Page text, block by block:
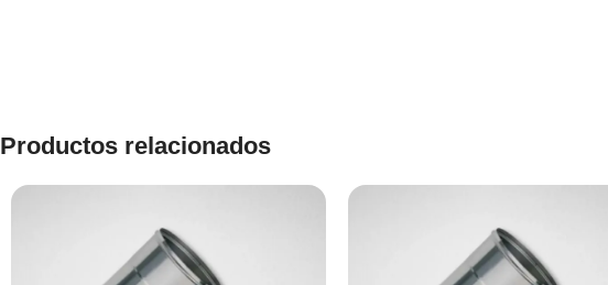
Productos relacionados